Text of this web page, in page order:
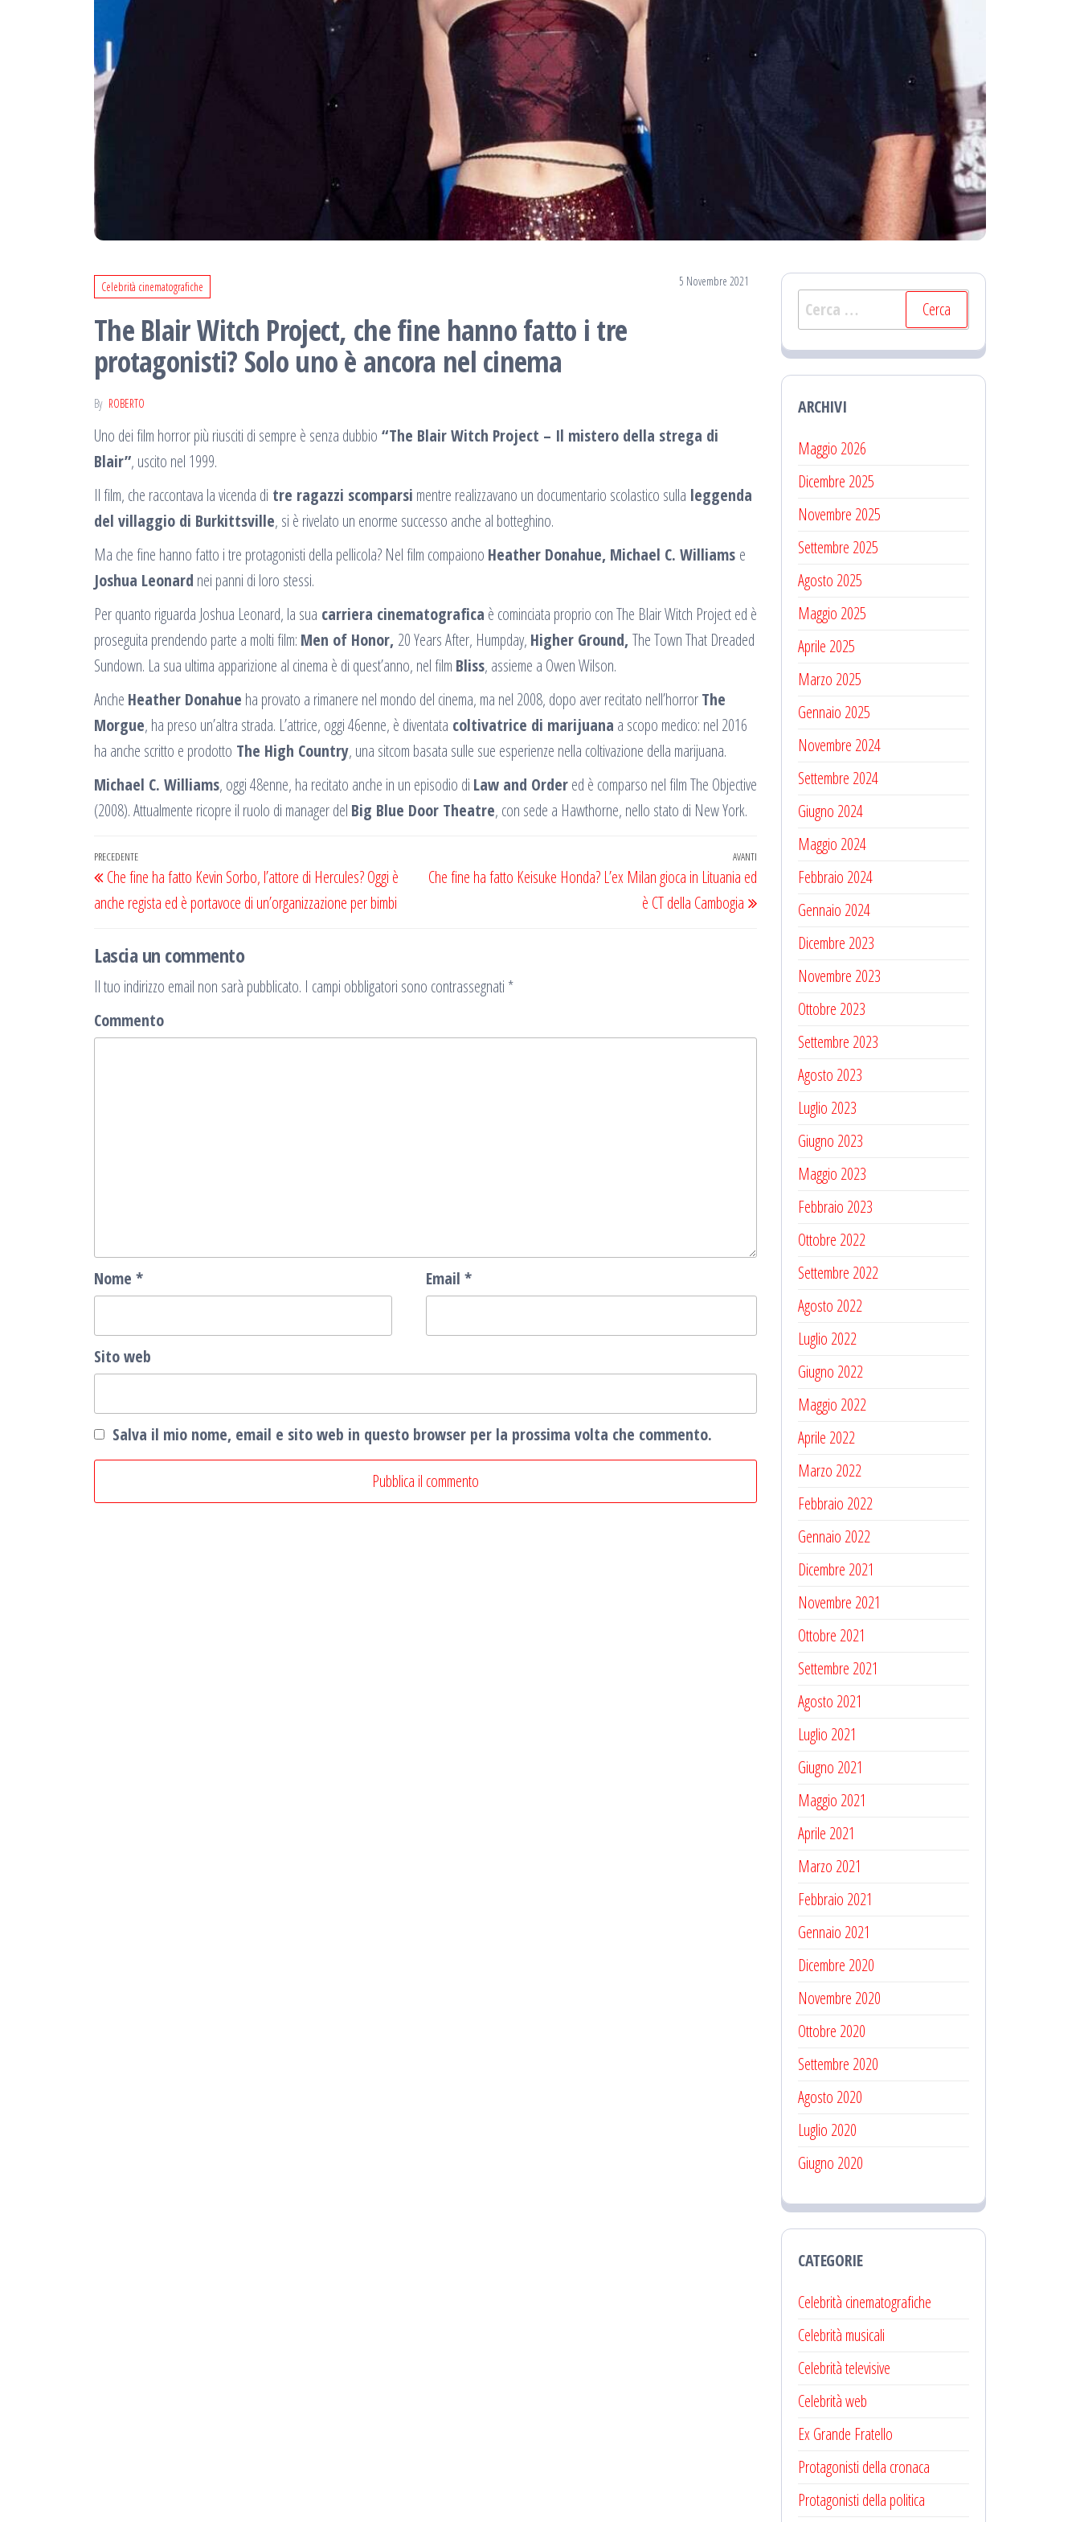
Celebrità cinematografiche 5 Novembre 2021
The Blair Witch Project, che fine hanno fatto i tre
protagonisti? Solo uno è ancora nel cinema
By ROBERTO
Uno dei film horror più riusciti di sempre è senza dubbio “The Blair Witch Project – Il mistero della strega di
Blair”, uscito nel 1999.
Il film, che raccontava la vicenda di tre ragazzi scomparsi mentre realizzavano un documentario scolastico sulla leggenda
del villaggio di Burkittsville, si è rivelato un enorme successo anche al botteghino.
Ma che fine hanno fatto i tre protagonisti della pellicola? Nel film compaiono Heather Donahue, Michael C. Williams e
Joshua Leonard nei panni di loro stessi.
Per quanto riguarda Joshua Leonard, la sua carriera cinematografica è cominciata proprio con The Blair Witch Project ed è
proseguita prendendo parte a molti film: Men of Honor, 20 Years After, Humpday, Higher Ground, The Town That Dreaded
Sundown. La sua ultima apparizione al cinema è di quest’anno, nel film Bliss, assieme a Owen Wilson.
Anche Heather Donahue ha provato a rimanere nel mondo del cinema, ma nel 2008, dopo aver recitato nell’horrorThe
Morgue, ha preso un’altra strada. L’attrice, oggi 46enne, è diventata coltivatrice di marijuana a scopo medico: nel 2016
ha anche scritto e prodotto The High Country, una sitcom basata sulle sue esperienze nella coltivazione della marijuana.
Michael C. Williams, oggi 48enne, ha recitato anche in un episodio di Law and Ordered è comparso nel film The Objective
(2008). Attualmente ricopre il ruolo di manager del Big Blue Door Theatre, con sede a Hawthorne, nello stato di New York.
Navigazione
articoli
Articolo
precedente
PRECEDENTE
Che fine ha fatto Kevin Sorbo, l’attore di Hercules? Oggi è
anche regista ed è portavoce di un’organizzazione per bimbi
successivo
AVANTI
Che fine ha fatto Keisuke Honda? L’ex Milan gioca in Lituania ed
è CT della Cambogia
Lascia un commento
Il tuo indirizzo email non sarà pubblicato. I campi obbligatori sono contrassegnati *
Commento
Nome * Email *
Sito web
Salva il mio nome, email e sito web in questo browser per la prossima volta che commento.
Ricerca
per:
ARCHIVI
Maggio 2026
Dicembre 2025
Novembre 2025
Settembre 2025
Agosto 2025
Maggio 2025
Aprile 2025
Marzo 2025
Gennaio 2025
Novembre 2024
Settembre 2024
Giugno 2024
Maggio 2024
Febbraio 2024
Gennaio 2024
Dicembre 2023
Novembre 2023
Ottobre 2023
Settembre 2023
Agosto 2023
Luglio 2023
Giugno 2023
Maggio 2023
Febbraio 2023
Ottobre 2022
Settembre 2022
Agosto 2022
Luglio 2022
Giugno 2022
Maggio 2022
Aprile 2022
Marzo 2022
Febbraio 2022
Gennaio 2022
Dicembre 2021
Novembre 2021
Ottobre 2021
Settembre 2021
Agosto 2021
Luglio 2021
Giugno 2021
Maggio 2021
Aprile 2021
Marzo 2021
Febbraio 2021
Gennaio 2021
Dicembre 2020
Novembre 2020
Ottobre 2020
Settembre 2020
Agosto 2020
Luglio 2020
Giugno 2020
CATEGORIE
Celebrità cinematografiche
Celebrità musicali
Celebrità televisive
Celebrità web
Ex Grande Fratello
Protagonisti della cronaca
Protagonisti della politica